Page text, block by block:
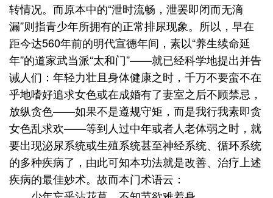
转情况。而原本中的“泄时流畅，泄罢即闭而无滴
漏”则指青少年所拥有的正常排尿现象。所以，早在
距今达560年前的明代宣德年间，素以“养生续命延
年”的道家武当派“太和门”——就已经科学地提出并告
诫人们：年轻力壮且身体健康之时，千万不要蛮不在
乎地嗜好追求女色或在成婚有了妻室之后不顾禁忌，
放纵贪色——如果不是遵规守矩，而是我行我素即贪
女色乱求欢——等到人过中年或者人老体弱之时，就
要出现泌尿系统或生殖系统甚至神经系统、循环系统
的多种疾病了，由此可知本功法就是改善、治疗上述
疾病的最佳妙术。故而本门术语云：